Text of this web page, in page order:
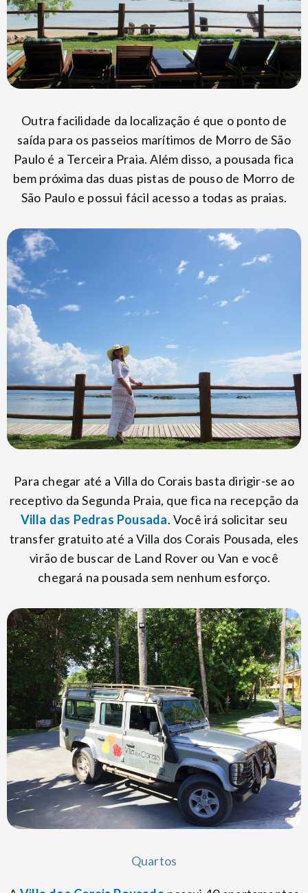
Outra facilidade da localização é que o ponto de
saída para os passeios marítimos de Morro de São
Paulo é a Terceira Praia. Além disso, a pousada fica
bem próxima das duas pistas de pouso de Morro de
São Paulo e possui fácil acesso a todas as praias.
Para chegar até a Villa do Corais basta dirigir-se ao
receptivo da Segunda Praia, que fica na recepção da
Villa das Pedras Pousada. Você irá solicitar seu
transfer gratuito até a Villa dos Corais Pousada, eles
virão de buscar de Land Rover ou Van e você
chegará na pousada sem nenhum esforço.
Quartos